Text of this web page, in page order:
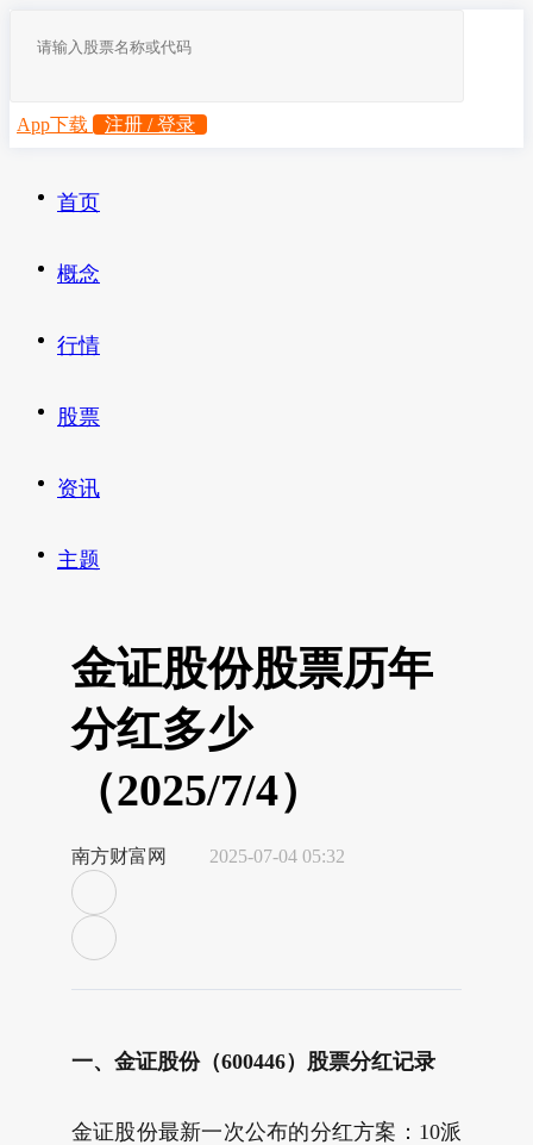
App下载 注册 / 登录
首页
概念
行情
股票
资讯
主题
金证股份股票历年
分红多少
（2025/7/4）
南方财富网 2025-07-04 05:32
一、金证股份（600446）股票分红记录
金证股份最新一次公布的分红方案：10派